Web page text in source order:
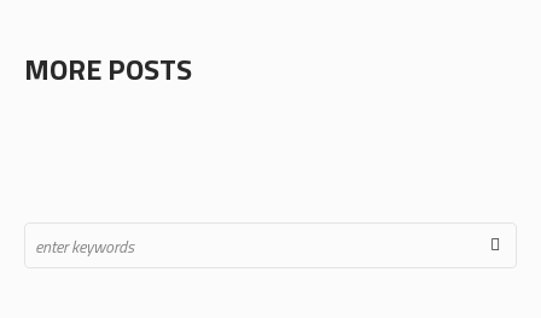
MORE POSTS